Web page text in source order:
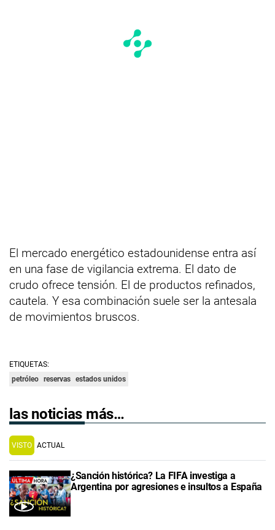
El mercado energético estadounidense entra así
en una fase de vigilancia extrema. El dato de
crudo ofrece tensión. El de productos refinados,
cautela. Y esa combinación suele ser la antesala
de movimientos bruscos.
ETIQUETAS:
petróleo reservas estados unidos
las noticias más…
VISTO ACTUAL
¿Sanción histórica? La FIFA investiga a
Argentina por agresiones e insultos a España